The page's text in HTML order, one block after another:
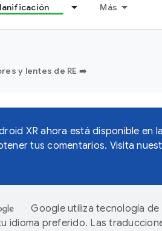
Más
y lentes de RE ➡️
XR ahora está disponible en
tus comentarios. Visita
Google utiliza tecnología
idioma preferido. Las